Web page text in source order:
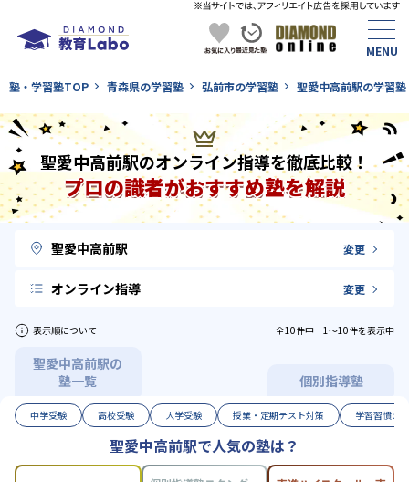
塾・学習塾TOP 青森県の学習塾 弘前市の学習塾 聖愛中高前駅の学習塾
聖愛中高前駅のオンライン指導を徹底比較！
プロの識者がおすすめ塾を解説
聖愛中高前駅 変更
オンライン指導 変更
表示順について 全10件中 1〜10件を表示中
聖愛中高前駅の
塾一覧
個別指導塾
中学受験 高校受験 大学受験 授業・定期テスト対策 学習習慣の
聖愛中高前駅で人気の塾は？